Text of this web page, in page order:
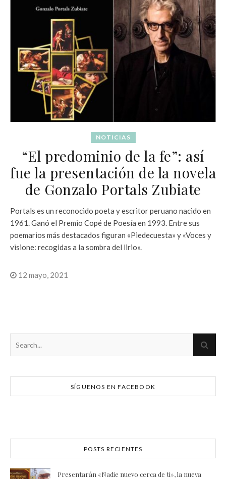
NOTICIAS
“El predominio de la fe”: así
fue la presentación de la novela
de Gonzalo Portals Zubiate
Portals es un reconocido poeta y escritor peruano nacido en
1961. Ganó el Premio Copé de Poesía en 1993. Entre sus
poemarios más destacados figuran «Piedecuesta» y «Voces y
visione: recogidas a la sombra del lirio».
12 mayo, 2021
SÍGUENOS EN FACEBOOK
POSTS RECIENTES
Presentarán «Nadie nuevo cerca de ti», la nueva